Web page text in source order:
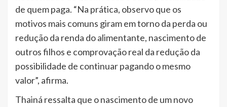
de quem paga. “Na prática, observo que os
motivos mais comuns giram em torno da perda ou
redução da renda do alimentante, nascimento de
outros filhos e comprovação real da redução da
possibilidade de continuar pagando o mesmo
valor”, afirma.
Thainá ressalta que o nascimento de um novo